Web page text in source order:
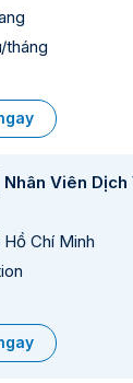
tháng
Nhân Viên
Chí Minh